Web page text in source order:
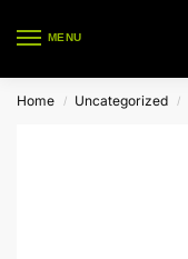
MENU
Home / Uncategorized /